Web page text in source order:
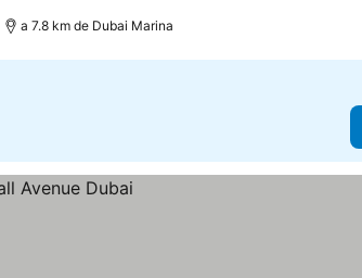
a 7.8 km de Dubai Marina